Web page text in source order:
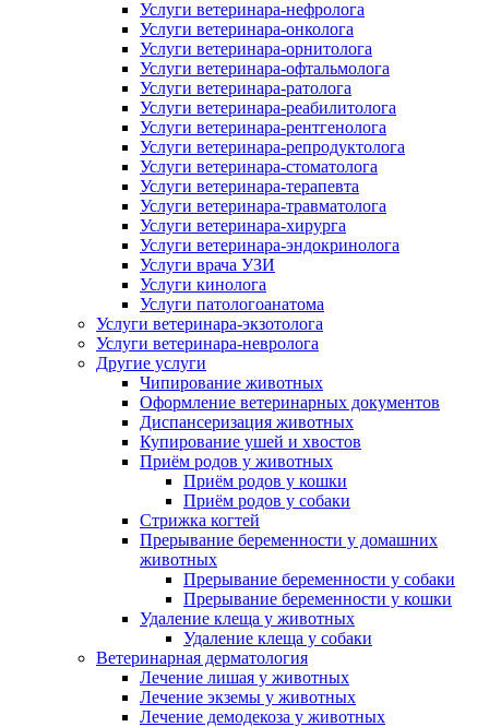
Услуги ветеринара-нефролога
Услуги ветеринара-онколога
Услуги ветеринара-орнитолога
Услуги ветеринара-офтальмолога
Услуги ветеринара-ратолога
Услуги ветеринара-реабилитолога
Услуги ветеринара-рентгенолога
Услуги ветеринара-репродуктолога
Услуги ветеринара-стоматолога
Услуги ветеринара-терапевта
Услуги ветеринара-травматолога
Услуги ветеринара-хирурга
Услуги ветеринара-эндокринолога
Услуги врача УЗИ
Услуги кинолога
Услуги патологоанатома
Услуги ветеринара-экзотолога
Услуги ветеринара-невролога
Другие услуги
Чипирование животных
Оформление ветеринарных документов
Диспансеризация животных
Купирование ушей и хвостов
Приём родов у животных
Приём родов у кошки
Приём родов у собаки
Стрижка когтей
Прерывание беременности у домашних
животных
Прерывание беременности у собаки
Прерывание беременности у кошки
Удаление клеща у животных
Удаление клеща у собаки
Ветеринарная дерматология
Лечение лишая у животных
Лечение экземы у животных
Лечение демодекоза у животных